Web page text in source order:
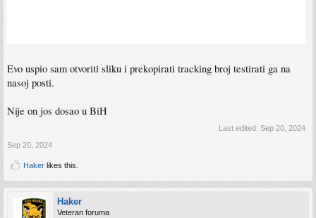
Evo uspio sam otvoriti sliku i prekopirati tracking broj testirati ga na
nasoj posti.
Nije on jos dosao u BiH
Last edited: Sep 20, 2024
Sep 20, 2024
Haker likes this.
Haker
Veteran foruma